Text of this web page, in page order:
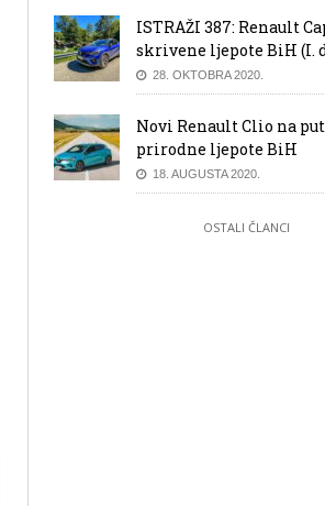
ISTRAŽI 387: Renault
skrivene ljepote BiH (I.
28. OKTOBRA 2020.
Novi Renault Clio na
prirodne ljepote BiH
18. AUGUSTA 2020.
OSTALI ČLANCI